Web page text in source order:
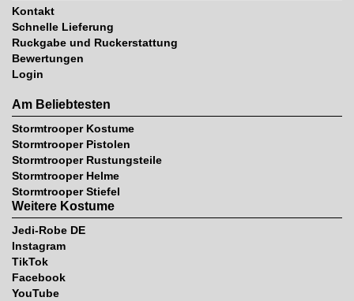
Kontakt
Schnelle Lieferung
Ruckgabe und Ruckerstattung
Bewertungen
Login
Am Beliebtesten
Stormtrooper Kostume
Stormtrooper Pistolen
Stormtrooper Rustungsteile
Stormtrooper Helme
Stormtrooper Stiefel
Weitere Kostume
Jedi-Robe DE
Instagram
TikTok
Facebook
YouTube